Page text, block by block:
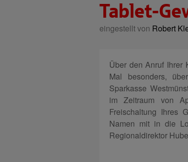
Tablet-
eingestellt von Robert
Über den Anruf Ihrer
Mal besonders,
Sparkasse
im Zeitraum von
Freischaltung Ihres
Namen mit in die
Regionaldirektor